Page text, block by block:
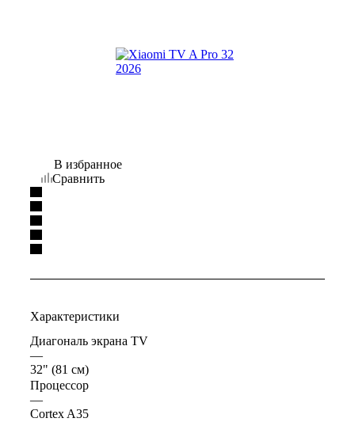
В избранное
Сравнить
Характеристики
Диагональ экрана TV
—
32" (81 см)
Процессор
—
Cortex A35